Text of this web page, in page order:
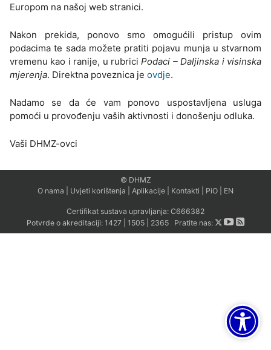
Europom na našoj web stranici.
Nakon prekida, ponovo smo omogućili pristup ovim
podacima te sada možete pratiti pojavu munja u stvarnom
vremenu kao i ranije, u rubriciPodaci – Daljinska i visinska
mjerenja. Direktna poveznica je ovdje.
Nadamo se da će vam ponovo uspostavljena usluga
pomoći u provođenju vaših aktivnosti i donošenju odluka.
Vaši DHMZ-ovci
© DHMZ
O nama
Uvjeti korištenja Aplikacije Kontakti PiO EN
Certifikat sustava upravljanja: C666382
Potvrde o akreditaciji: 1427| 1505| 2365Pratite nas: